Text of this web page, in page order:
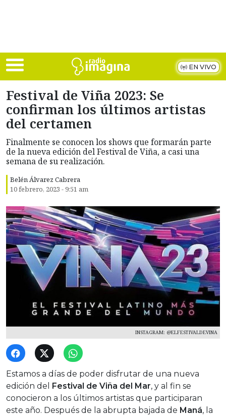
EN VIVO
Festival de Viña 2023: Se
confirman los últimos artistas
del certamen
Finalmente se conocen los shows que formarán parte
de la nueva edición del Festival de Viña, a casi una
semana de su realización.
Belén Álvarez Cabrera
10 febrero, 2023 - 9:51 am
INSTAGRAM: @ELFESTIVALDEVINA
Estamos a días de poder disfrutar de una nueva
edición del
Festival de Viña del Mar, y al fin se
conocieron a los últimos artistas que participaran
este año. Después de la abrupta bajada de Maná, la